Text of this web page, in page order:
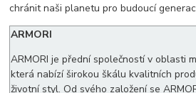
chránit naši planetu pro budoucí
ARMORI
ARMORI je přední společností v oblasti
která nabízí širokou škálu kvalitních
životní styl. Od svého založení se